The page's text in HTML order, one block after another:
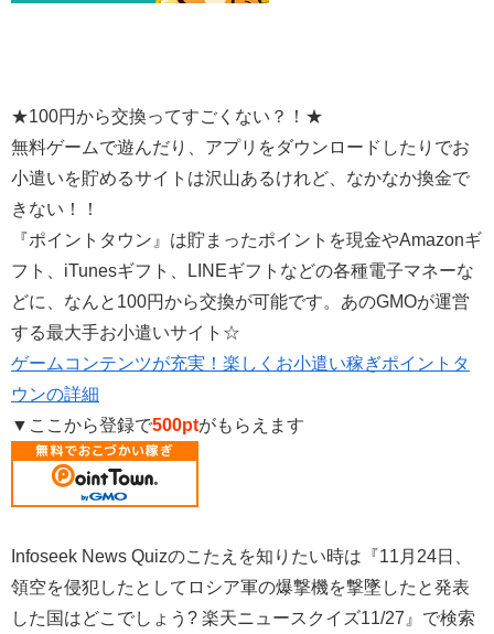
★100円から交換ってすごくない？！★
無料ゲームで遊んだり、アプリをダウンロードしたりでお
小遣いを貯めるサイトは沢山あるけれど、なかなか換金で
きない！！
『ポイントタウン』は貯まったポイントを現金やAmazonギ
フト、iTunesギフト、LINEギフトなどの各種電子マネーな
どに、なんと100円から交換が可能です。あのGMOが運営
する最大手お小遣いサイト☆
ゲームコンテンツが充実！楽しくお小遣い稼ぎポイントタ
ウンの詳細
▼ここから登録で500ptがもらえます
Infoseek News Quizのこたえを知りたい時は『11月24日、
領空を侵犯したとしてロシア軍の爆撃機を撃墜したと発表
した国はどこでしょう? 楽天ニュースクイズ11/27』で検索